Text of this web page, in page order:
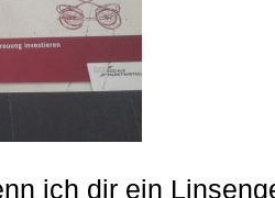
ich dir ein